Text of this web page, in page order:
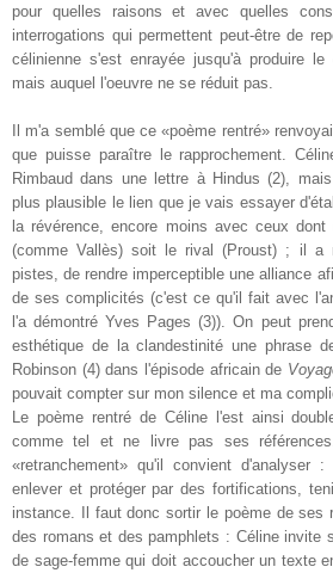
pour quelles raisons et avec quelles
interrogations qui permettent peut-être de
célinienne s'est enrayée jusqu'à produire
mais auquel l'oeuvre ne se réduit pas.
Il m'a semblé que ce «poème rentré»
que puisse paraître le rapprochement.
Rimbaud dans une lettre à Hindus (2),
plus plausible le lien que je vais essayer
la révérence, encore moins avec ceux
(comme Vallès) soit le rival (Proust) ; il a
pistes, de rendre imperceptible une alliance
de ses complicités (c'est ce qu'il fait avec
l'a démontré Yves Pages (3)). On peut
esthétique de la clandestinité une phrase
Robinson (4) dans l'épisode africain de
pouvait compter sur mon silence et ma
Le poème rentré de Céline l'est ainsi
comme tel et ne livre pas ses
«retranchement» qu'il convient d'analyser
enlever et protéger par des fortifications,
instance. Il faut donc sortir le poème de ses
des romans et des pamphlets : Céline invite
de sage-femme qui doit accoucher un texte